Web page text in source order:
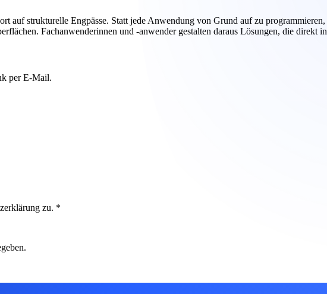
auf strukturelle Engpässe. Statt jede Anwendung von Grund auf zu
Fachanwenderinnen und -anwender gestalten daraus Lösungen, die direkt
per E-Mail.
zu. *